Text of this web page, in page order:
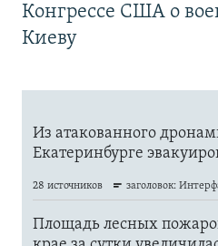
Конгрессе США о
Киеву